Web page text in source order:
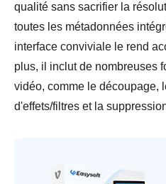
qualité sans sacrifier la
toutes les métadonnées
interface conviviale le rend
plus, il inclut de nombreuses
vidéo, comme le découpage,
d'effets/filtres et la